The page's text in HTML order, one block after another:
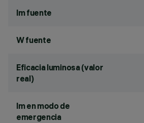
lm fuente
W fuente
Eficacia luminosa (valor
real)
lm en modo de
emergencia